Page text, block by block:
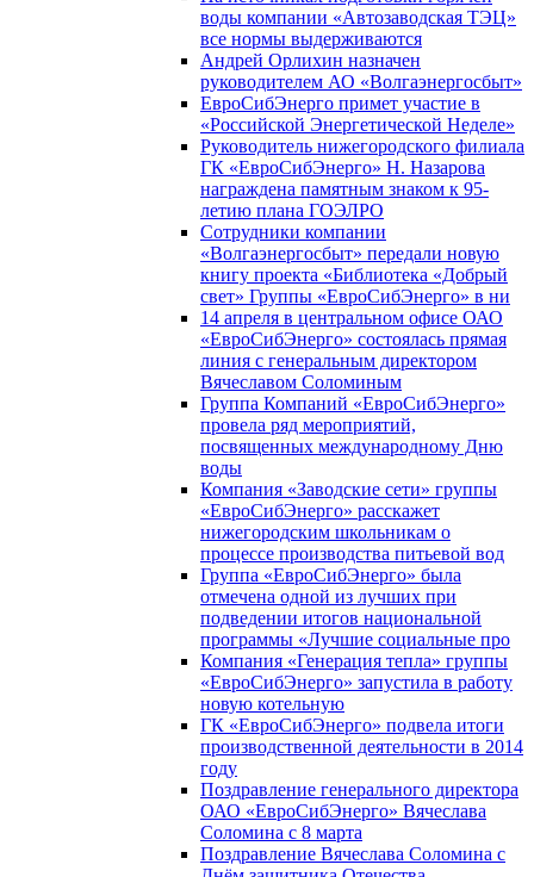
воды компании «Автозаводская ТЭЦ»
все нормы выдерживаются
Андрей Орлихин назначен
руководителем АО «Волгаэнергосбыт»
ЕвроСибЭнерго примет участие в
«Российской Энергетической Неделе»
Руководитель нижегородского филиала
ГК «ЕвроСибЭнерго» Н. Назарова
награждена памятным знаком к 95-
летию плана ГОЭЛРО
Сотрудники компании
«Волгаэнергосбыт» передали новую
книгу проекта «Библиотека «Добрый
свет» Группы «ЕвроСибЭнерго» в ни
14 апреля в центральном офисе ОАО
«ЕвроСибЭнерго» состоялась прямая
линия с генеральным директором
Вячеславом Соломиным
Группа Компаний «ЕвроСибЭнерго»
провела ряд мероприятий,
посвященных международному Дню
воды
Компания «Заводские сети» группы
«ЕвроСибЭнерго» расскажет
нижегородским школьникам о
процессе производства питьевой вод
Группа «ЕвроСибЭнерго» была
отмечена одной из лучших при
подведении итогов национальной
программы «Лучшие социальные про
Компания «Генерация тепла» группы
«ЕвроСибЭнерго» запустила в работу
новую котельную
ГК «ЕвроСибЭнерго» подвела итоги
производственной деятельности в 2014
году
Поздравление генерального директора
ОАО «ЕвроСибЭнерго» Вячеслава
Соломина с 8 марта
Поздравление Вячеслава Соломина с